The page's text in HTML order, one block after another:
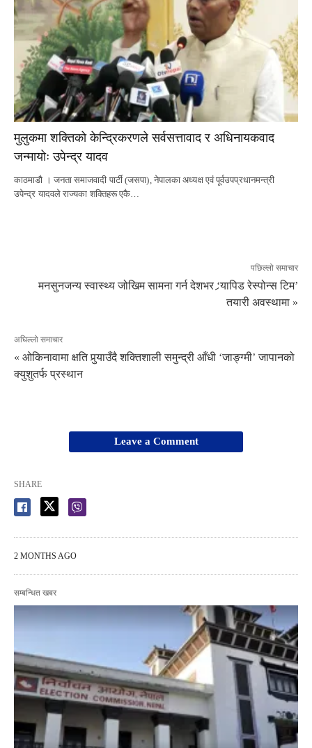
मुलुकमा शक्तिको केन्द्रिकरणले सर्वसत्तावाद र अधिनायकवाद
जन्मायोः उपेन्द्र यादव
काठमाडौ । जनता समाजवादी पार्टी (जसपा), नेपालका अध्यक्ष एवं पूर्वउपप्रधानमन्त्री
उपेन्द्र यादवले राज्यका शक्तिहरू एकै…
पछिल्लो समाचार
मनसुनजन्य स्वास्थ्य जोखिम सामना गर्न देशभर ‘र्‍यापिड रेस्पोन्स टिम’
तयारी अवस्थामा »
अघिल्लो समाचार
« ओकिनावामा क्षति पुर्‍याउँदै शक्तिशाली समुन्द्री आँधी ‘जाङ्ग्मी’ जापानको
क्युशुतर्फ प्रस्थान
Leave a Comment
SHARE
2 MONTHS AGO
सम्बन्धित खबर